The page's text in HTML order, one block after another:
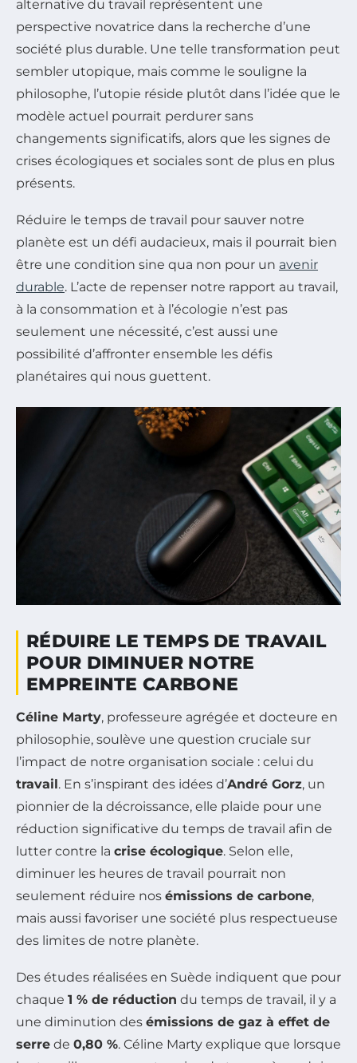
alternative du travail représentent une
perspective novatrice dans la recherche d’une
société plus durable. Une telle transformation peut
sembler utopique, mais comme le souligne la
philosophe, l’utopie réside plutôt dans l’idée que le
modèle actuel pourrait perdurer sans
changements significatifs, alors que les signes de
crises écologiques et sociales sont de plus en plus
présents.
Réduire le temps de travail pour sauver notre
planète est un défi audacieux, mais il pourrait bien
être une condition sine qua non pour un avenir
durable. L’acte de repenser notre rapport au travail,
à la consommation et à l’écologie n’est pas
seulement une nécessité, c’est aussi une
possibilité d’affronter ensemble les défis
planétaires qui nous guettent.
RÉDUIRE LE TEMPS DE TRAVAIL
POUR DIMINUER NOTRE
EMPREINTE CARBONE
Céline Marty, professeure agrégée et docteure en
philosophie, soulève une question cruciale sur
l’impact de notre organisation sociale : celui du
travail. En s’inspirant des idées d’André Gorz, un
pionnier de la décroissance, elle plaide pour une
réduction significative du temps de travail afin de
lutter contre la crise écologique. Selon elle,
diminuer les heures de travail pourrait non
seulement réduire nos émissions de carbone,
mais aussi favoriser une société plus respectueuse
des limites de notre planète.
Des études réalisées en Suède indiquent que pour
chaque 1 % de réduction du temps de travail, il y a
une diminution des émissions de gaz à effet de
serre de 0,80 %. Céline Marty explique que lorsque